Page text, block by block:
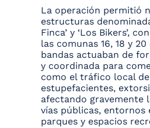
La operación permitió
estructuras
Finca’ y ‘Los Bikers’,
las comunas 16, 18 y
bandas actuaban de
y coordinada para
como el tráfico local de
estupefacientes,
afectando gravemente
vías públicas, entornos
parques y espacios